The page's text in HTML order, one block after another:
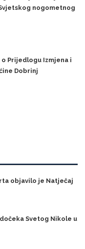
nogometnog
o Prijedlogu Izmjena i
Dobrinj
objavilo je Natječaj
Svetog Nikole u